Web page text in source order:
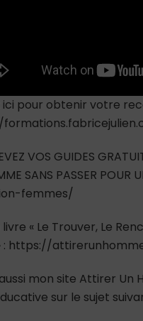
ici pour obtenir votre
VOS GUIDES
SANS PASSER POUR
femmes/
livre « Le Trouver, Le
: https://
mon site Attirer Un
sur le sujet